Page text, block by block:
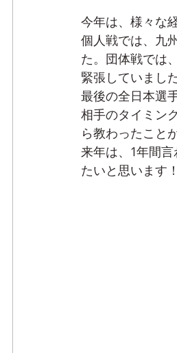
今年は、様々な
個人戦では、九
た。団体戦では
緊張していまし
最後の全日本選
相手のタイミン
ら教わったこと
来年は、1年間
たいと思います